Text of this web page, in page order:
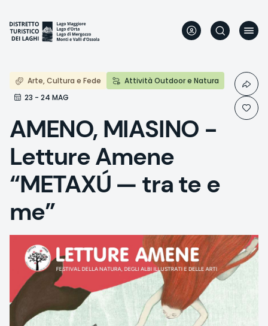
Inhalt
Arte, Cultura e Fede
Attività Outdoor e Natura
23 - 24 MAG
AMENO, MIASINO -
Letture Amene
“METAXÚ — tra te e
me”